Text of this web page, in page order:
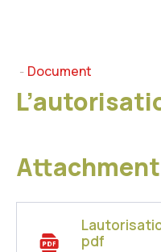
- Document
pdf